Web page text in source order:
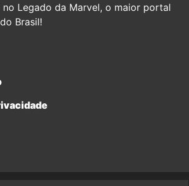
Legado da Marvel, o maior portal
Brasil!